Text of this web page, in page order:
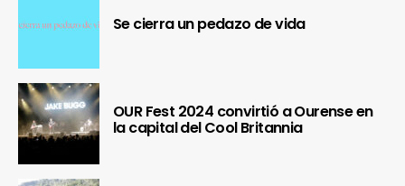
Se cierra un pedazo de vida
OUR Fest 2024 convirtió a Ourense en
la capital del Cool Britannia